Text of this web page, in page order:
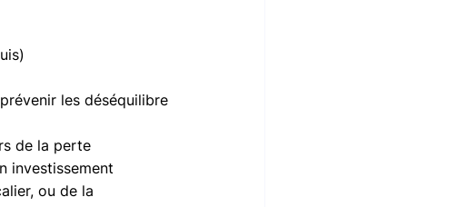
les déséquilibre
de la perte
investissement
ou de la